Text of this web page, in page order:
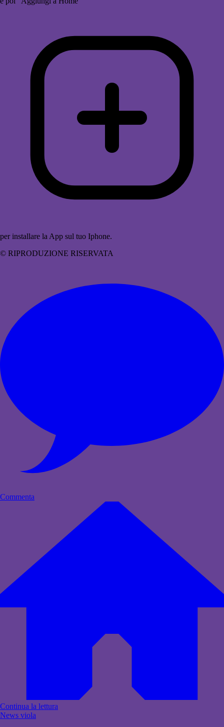
per installare la App sul tuo Iphone.
© RIPRODUZIONE RISERVATA
Commenta
Continua la lettura
News viola